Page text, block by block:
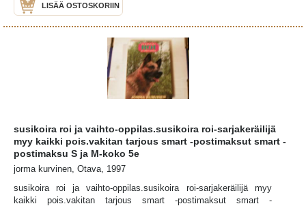
LISÄÄ OSTOSKORIIN
susikoira roi ja vaihto-oppilas.susikoira roi-sarjakeräilijä
myy kaikki pois.vakitan tarjous smart -postimaksut smart -
postimaksu S ja M-koko 5e
jorma kurvinen, Otava, 1997
susikoira roi ja vaihto-oppilas.susikoira roi-sarjakeräilijä myy
kaikki pois.vakitan tarjous smart -postimaksut smart -